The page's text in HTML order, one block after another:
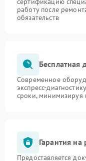
работу после
обязательств
Бесплатная
Современное
экспресс-
сроки, минимизируя
Гарантия на
Предоставляется